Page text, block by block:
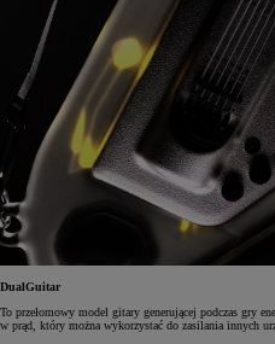
DualGuitar
To przełomowy model gitary generującej podczas gry
w prąd, który można wykorzystać do zasilania innych